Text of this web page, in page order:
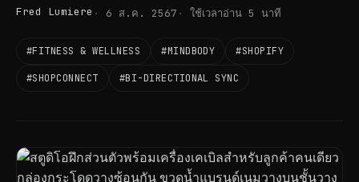
Fred Lumiere 6 ส.ค. 2567 ใช้เวลาอ่าน 5 นาที
#FITNESS & WELLNESS #MINDBODY #SHOPIFY
#SHOPCONNECT #BI-DIRECTIONAL SYNC